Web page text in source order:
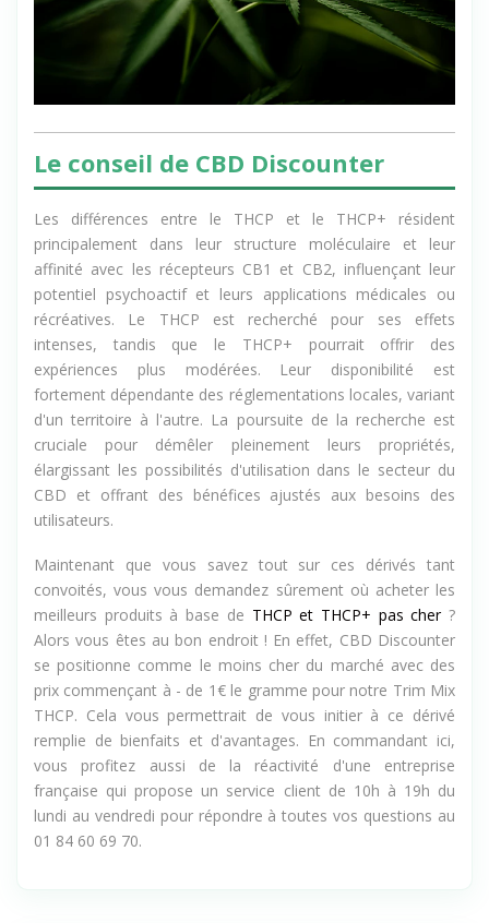
Le conseil de CBD Discounter
Les différences entre le THCP et le THCP+ résident
principalement dans leur structure moléculaire et leur
affinité avec les récepteurs CB1 et CB2, influençant leur
potentiel psychoactif et leurs applications médicales ou
récréatives. Le THCP est recherché pour ses effets
intenses, tandis que le THCP+ pourrait offrir des
expériences plus modérées. Leur disponibilité est
fortement dépendante des réglementations locales, variant
d'un territoire à l'autre. La poursuite de la recherche est
cruciale pour démêler pleinement leurs propriétés,
élargissant les possibilités d'utilisation dans le secteur du
CBD et offrant des bénéfices ajustés aux besoins des
utilisateurs.
Maintenant que vous savez tout sur ces dérivés tant
convoités, vous vous demandez sûrement où acheter les
meilleurs produits à base de THCP et THCP+ pas cher?
Alors vous êtes au bon endroit ! En effet, CBD Discounter
se positionne comme le moins cher du marché avec des
prix commençant à - de 1€ le gramme pour notre Trim Mix
THCP. Cela vous permettrait de vous initier à ce dérivé
remplie de bienfaits et d'avantages. En commandant ici,
vous profitez aussi de la réactivité d'une entreprise
française qui propose un service client de 10h à 19h du
lundi au vendredi pour répondre à toutes vos questions au
01 84 60 69 70.